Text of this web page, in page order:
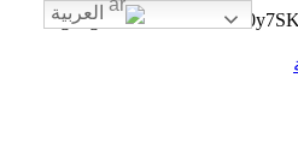
google-site-
العربية